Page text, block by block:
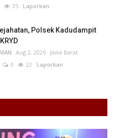
35 Laporkan
Polsek Kadudampit
Aug 2, 2026 Jawa Barat
0 22 Laporkan